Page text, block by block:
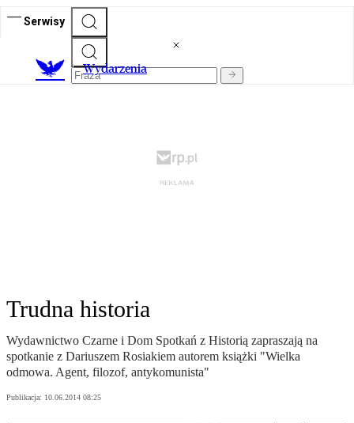
Serwisy
Wydarzenia
Trudna historia
Wydawnictwo Czarne i Dom Spotkań z Historią zapraszają na
spotkanie z Dariuszem Rosiakiem autorem książki "Wielka
odmowa. Agent, filozof, antykomunista"
Publikacja: 10.06.2014 08:25